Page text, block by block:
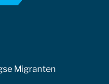
Migranten